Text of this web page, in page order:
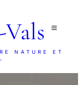
NATURE ET